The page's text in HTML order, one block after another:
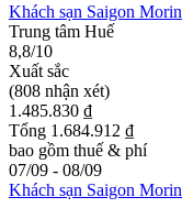
Khách sạn Saigon Morin
Trung tâm Huế
8,8/10
Xuất sắc
(808 nhận xét)
1.485.830 ₫
Tổng 1.684.912 ₫
bao gồm thuế & phí
07/09 - 08/09
Khách sạn Saigon Morin